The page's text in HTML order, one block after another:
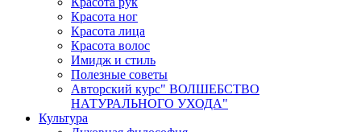
Красота ног
Красота лица
Красота волос
Имидж и стиль
Полезные советы
Авторский курс" ВОЛШЕБСТВО
НАТУРАЛЬНОГО УХОДА"
Культура